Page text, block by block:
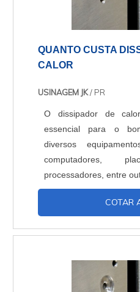
QUANTO CUSTA
CALOR
USINAGEM JK/ PR
O dissipador de
essencial para o
diversos
computadores,
processadores, entre
COTAR